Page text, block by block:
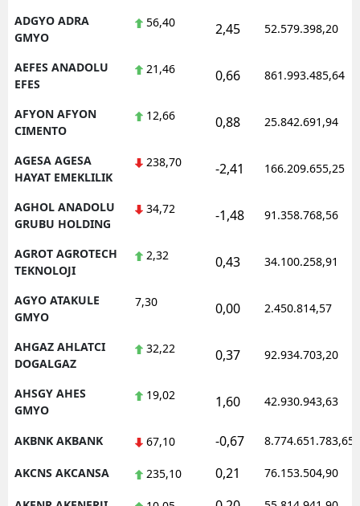
ADGYO ADRA
GMYO
56,40 2,45 52.579.398,20
AEFES ANADOLU
EFES
21,46 0,66 861.993.485,64
AFYON AFYON
CIMENTO
12,66 0,88 25.842.691,94
AGESA AGESA
HAYAT EMEKLILIK
238,70 -2,41 166.209.655,25
AGHOL ANADOLU
GRUBU HOLDING
34,72 -1,48 91.358.768,56
AGROT AGROTECH
TEKNOLOJI
2,32 0,43 34.100.258,91
AGYO ATAKULE
GMYO
7,30 0,00 2.450.814,57
AHGAZ AHLATCI
DOGALGAZ
32,22 0,37 92.934.703,20
AHSGY AHES
GMYO
19,02 1,60 42.930.943,63
AKBNK AKBANK 67,10 -0,67 8.774.651.783,65
AKCNS AKCANSA 235,10 0,21 76.153.504,90